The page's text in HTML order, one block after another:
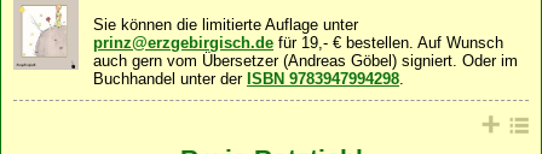
Sie können die limitierte Auflage unter
prinz@erzgebirgisch.de für 19,- € bestellen. Auf Wunsch
auch gern vom Übersetzer (Andreas Göbel) signiert. Oder im
Buchhandel unter der ISBN 9783947994298.